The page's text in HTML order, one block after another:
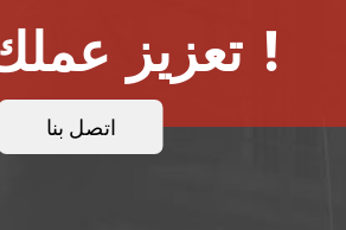
تعزيز عملك معنا !
اتصل بنا